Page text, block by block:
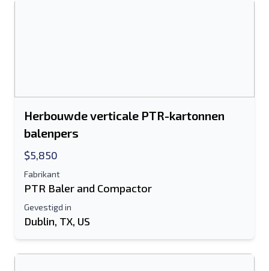
Herbouwde verticale PTR-kartonnen
balenpers
$5,850
Fabrikant
PTR Baler and Compactor
Gevestigd in
Dublin, TX, US